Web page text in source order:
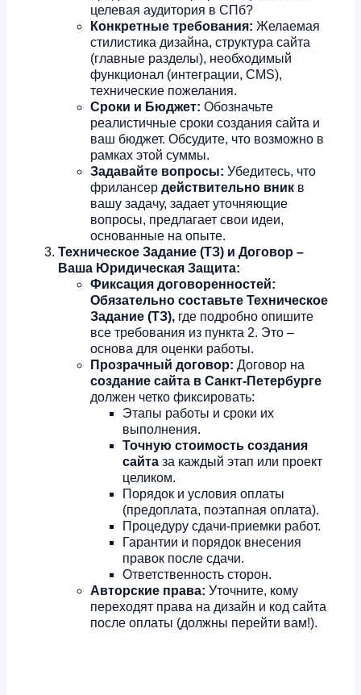
целевая аудитория в СПб?
Конкретные требования: Желаемая
стилистика дизайна, структура сайта
(главные разделы), необходимый
функционал (интеграции, CMS),
технические пожелания.
Сроки и Бюджет: Обозначьте
реалистичные сроки создания сайта и
ваш бюджет. Обсудите, что возможно в
рамках этой суммы.
Задавайте вопросы: Убедитесь, что
фрилансер действительно вник в
вашу задачу, задает уточняющие
вопросы, предлагает свои идеи,
основанные на опыте.
Техническое Задание (ТЗ) и Договор –
Ваша Юридическая Защита:
Фиксация договоренностей:
Обязательно составьте Техническое
Задание (ТЗ), где подробно опишите
все требования из пункта 2. Это –
основа для оценки работы.
Прозрачный договор: Договор на
создание сайта в Санкт-Петербурге
должен четко фиксировать:
Этапы работы и сроки их
выполнения.
Точную стоимость создания
сайта за каждый этап или проект
целиком.
Порядок и условия оплаты
(предоплата, поэтапная оплата).
Процедуру сдачи-приемки работ.
Гарантии и порядок внесения
правок после сдачи.
Ответственность сторон.
Авторские права: Уточните, кому
переходят права на дизайн и код сайта
после оплаты (должны перейти вам!).